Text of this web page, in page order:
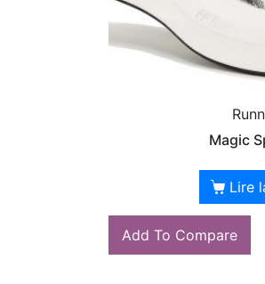
Magic
Lire
Add To Compare